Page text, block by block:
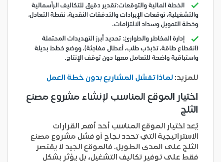
الخطة المالية والتوقعات:تقدير دقيق للتكاليف الرأسمالية
والتشغيلية، توقعات الإيرادات والتدفقات النقدية، نقطة التعادل،
وخطة التمويل وسداد الالتزامات.
إدارة المخاطر والطوارئ: تحديد أبرز التهديدات المحتملة
(انقطاع طاقة، تذبذب طلب، أعطال مفاجئة)، ووضع خطط بديلة
واستباقية واضحة للتعامل معها دون توقف الإنتاج.
للمزيد: لماذا تفشل المشاريع بدون خطة العمل
اختيار الموقع المناسب لإنشاء مشروع مصنع
الثلج
يُعد اختيار الموقع المناسب أحد أهم القرارات
الاستراتيجية التي تحدد نجاح أو فشل مشروع مصنع
الثلج على المدى الطويل. فالموقع الجيد لا يقتصر
فقط على توفير تكاليف التشغيل، بل يؤثر بشكل